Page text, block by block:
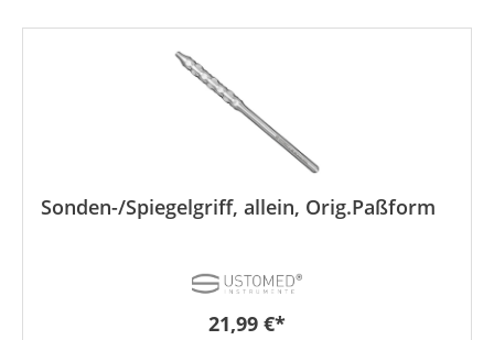
Sonden-/Spiegelgriff, allein, Orig.Paßform
Regulärer Preis:
21,99 €*